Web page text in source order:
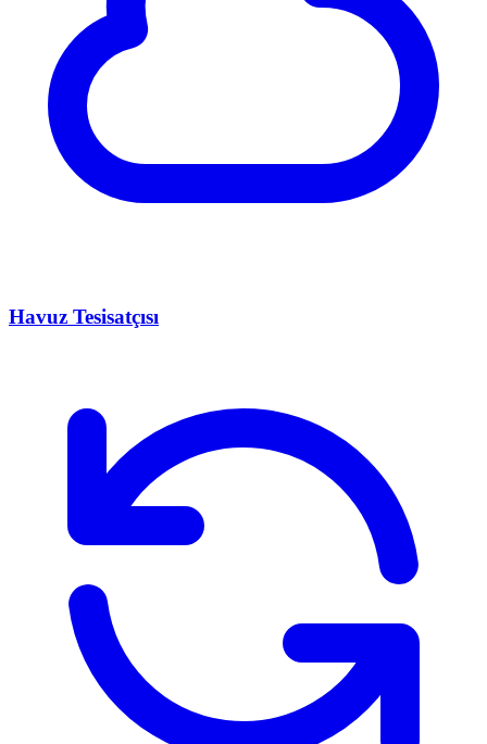
Havuz Tesisatçısı